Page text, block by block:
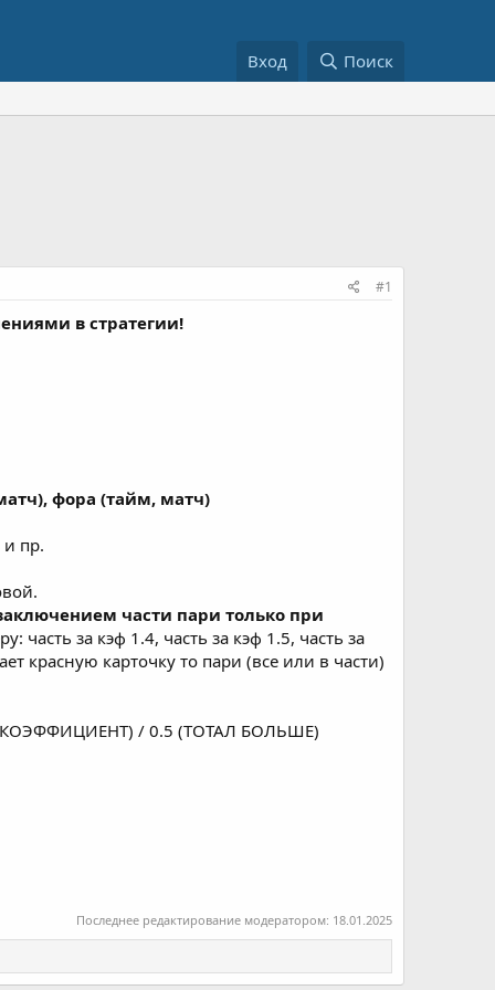
Вход Поиск
#1
в стратегии!
фора (тайм, матч)
пр.
части пари только при
часть за кэф 1.4, часть за кэф 1.5, часть за
красную карточку то пари (все или в части)
(КОЭФФИЦИЕНТ) / 0.5 (ТОТАЛ БОЛЬШЕ)
Последнее редактирование модератором: 18.01.2025